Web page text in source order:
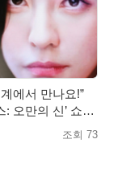
계에서 만나요!”
: 오만의 신’ 쇼케
박지현
조회 73